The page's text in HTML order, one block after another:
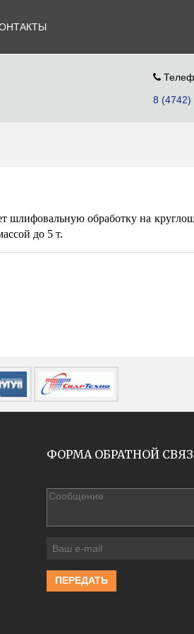
8 (4742)
шлифовальную обработку на
до 5 т.
ФОРМА ОБРАТНОЙ
ПЕРЕДАТЬ